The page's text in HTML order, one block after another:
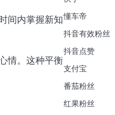
间内掌握新知
情。这种平衡
懂车帝
抖音有效粉丝
抖音点赞
支付宝
番茄粉丝
红果粉丝